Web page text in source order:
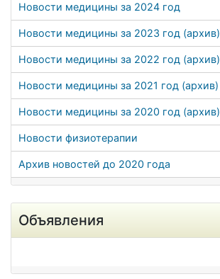
Новости медицины за 2024 год
Новости медицины за 2023 год (архив)
Новости медицины за 2022 год (архив)
Новости медицины за 2021 год (архив)
Новости медицины за 2020 год (архив)
Новости физиотерапии
Архив новостей до 2020 года
Объявления